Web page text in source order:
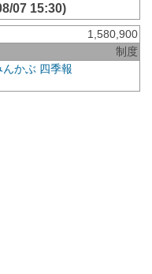
07 15:30)
1,580,900
制度
んかぶ 四季報